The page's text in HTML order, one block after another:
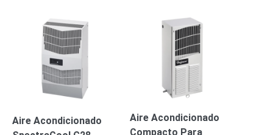
Sistemas
Completos
IP
Megapixel
TurboHD
de 4
CanalesTurboHD
Canales
Monitores
Aire Acondicionado
Aire Acondicionado
Compacto Para